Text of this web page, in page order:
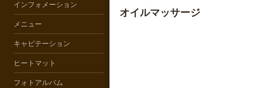
オイルマッサージ
インフォメーション
メニュー
キャビテーション
ヒートマット
フォトアルバム